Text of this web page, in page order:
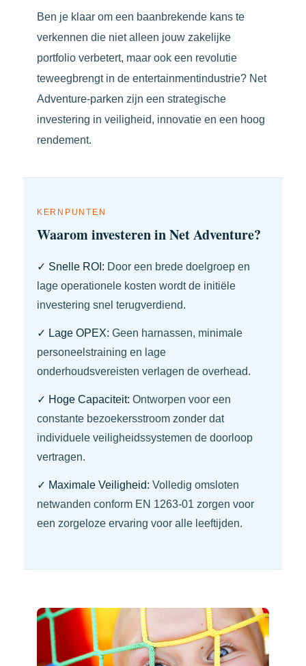
Ben je klaar om een baanbrekende kans te
verkennen die niet alleen jouw zakelijke
portfolio verbetert, maar ook een revolutie
teweegbrengt in de entertainmentindustrie? Net
Adventure-parken zijn een strategische
investering in veiligheid, innovatie en een hoog
rendement.
KERNPUNTEN
Waarom investeren in Net Adventure?
✓ Snelle ROI: Door een brede doelgroep en
lage operationele kosten wordt de initiële
investering snel terugverdiend.
✓ Lage OPEX: Geen harnassen, minimale
personeelstraining en lage
onderhoudsvereisten verlagen de overhead.
✓ Hoge Capaciteit: Ontworpen voor een
constante bezoekersstroom zonder dat
individuele veiligheidssystemen de doorloop
vertragen.
✓ Maximale Veiligheid: Volledig omsloten
netwanden conform EN 1263-01 zorgen voor
een zorgeloze ervaring voor alle leeftijden.